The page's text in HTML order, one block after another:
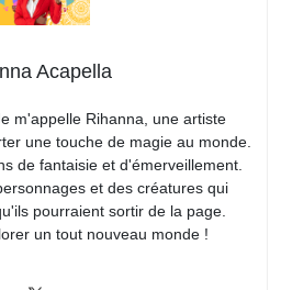
Acapella
m'appelle Rihanna, une artiste
une touche de magie au monde.
de fantaisie et d'émerveillement.
et des créatures qui
pourraient sortir de la page.
un tout nouveau monde !